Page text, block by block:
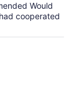
Would
cooperated